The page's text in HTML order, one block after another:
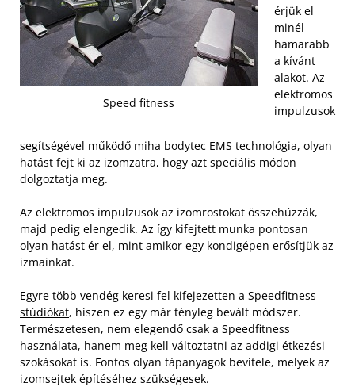
Speed fitness
érjük el
minél
hamarabb
a kívánt
alakot. Az
elektromos
impulzusok
segítségével működő miha bodytec EMS technológia, olyan
hatást fejt ki az izomzatra, hogy azt speciális módon
dolgoztatja meg.
Az elektromos impulzusok az izomrostokat összehúzzák,
majd pedig elengedik. Az így kifejtett munka pontosan
olyan hatást ér el, mint amikor egy kondigépen erősítjük az
izmainkat.
Egyre több vendég keresi fel kifejezetten a Speedfitness
stúdiókat, hiszen ez egy már tényleg bevált módszer.
Természetesen, nem elegendő csak a Speedfitness
használata, hanem meg kell változtatni az addigi étkezési
szokásokat is. Fontos olyan tápanyagok bevitele, melyek az
izomsejtek építéséhez szükségesek.